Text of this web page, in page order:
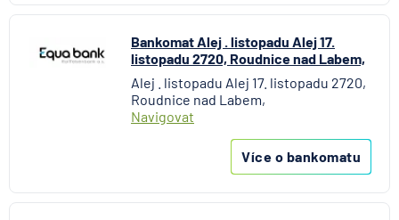
Bankomat Alej . listopadu Alej 17.
listopadu 2720, Roudnice nad Labem,
Alej . listopadu Alej 17. listopadu 2720,
Roudnice nad Labem,
Navigovat
Více o bankomatu